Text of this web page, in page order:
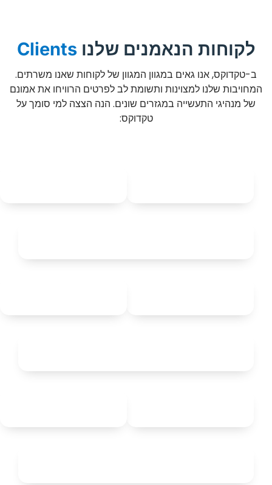
לקוחות הנאמנים שלנוClients
ב-טקדוקס, אנו גאים במגוון המגוון של לקוחות שאנו משרתים.
המחויבות שלנו למצוינות ותשומת לב לפרטים הרוויחו את אמונם
של מנהיגי התעשייה במגזרים שונים. הנה הצצה למי סומך על
טקדוקס: